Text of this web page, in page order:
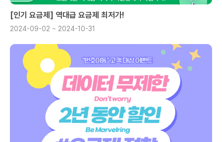
[인기 요금제] 역대급 요금제 최저가!
2024-09-02 ~ 2024-10-31